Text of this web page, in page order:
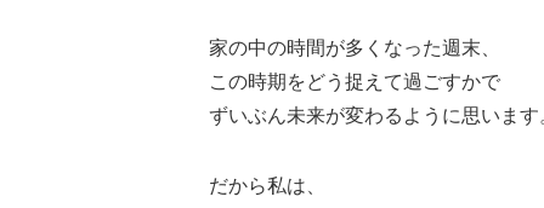
家の中の時間が多くなった週末、
この時期をどう捉えて過ごすかで
ずいぶん未来が変わるように思います
だから私は、